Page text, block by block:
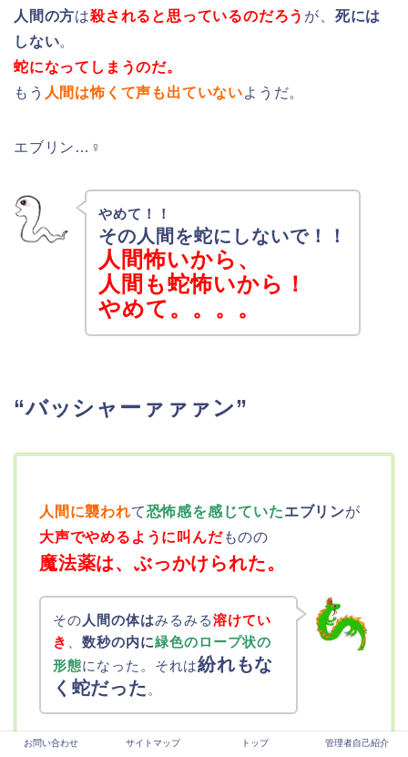
人間の方は殺されると思っているのだろう が、 死には
しない。
蛇になってしまうのだ。
もう 人間は怖くて声も出ていないようだ。
エブリン…♀
やめて！！
その人間を蛇にしないで！！
人間怖いから、
人間も蛇怖いから！
やめて。。。。
“バッシャーァァァン”
人間に襲われて恐怖感を感じていたエブリンが
大声でやめるように叫んだものの
魔法薬は、ぶっかけられた。
その 人間の体はみるみる溶けてい
き
数秒の内に緑色のロープ状の
形態になった。 それは紛れもな
く蛇だった 。
お問い合わせ サイトマップ トップ 管理者自己紹介